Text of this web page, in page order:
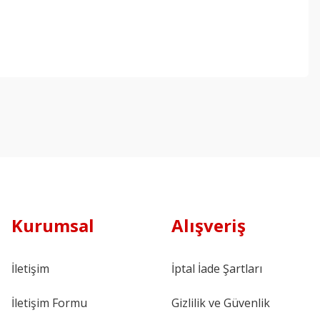
Kurumsal
İletişim
İletişim Formu
Alışveriş
İptal İade Şartları
Gizlilik ve Güvenlik